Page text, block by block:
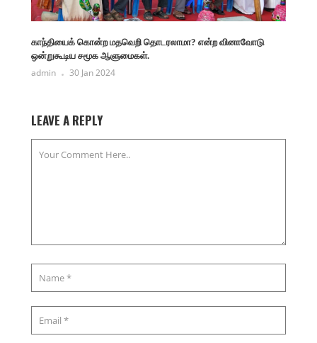
காந்தியைக் கொன்ற மதவெறி தொடரலாமா? என்ற வினாவோடு
ஒன்றுகூடிய சமூக ஆளுமைகள்.
admin 30 Jan 2024
LEAVE A REPLY